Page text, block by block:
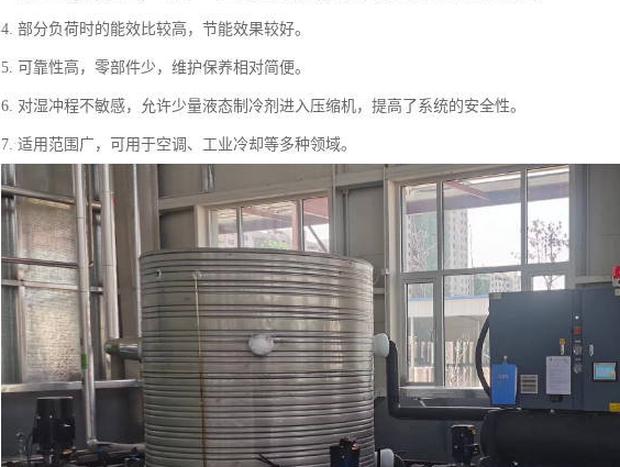
4. 部分负荷时的能效比较高，节能效果较好。
5. 可靠性高，零部件少，维护保养相对简便。
6. 对湿冲程不敏感，允许少量液态制冷剂进入压缩机，提高了系统的安全性。
7. 适用范围广，可用于空调、工业冷却等多种领域。